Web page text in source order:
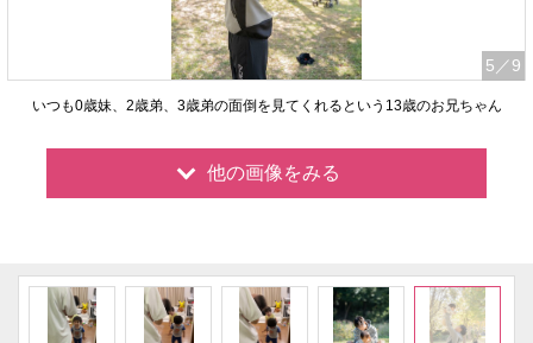
5 ／9
いつも0歳妹、2歳弟、3歳弟の面倒を見てくれるという13歳のお兄ちゃん
他の画像をみる